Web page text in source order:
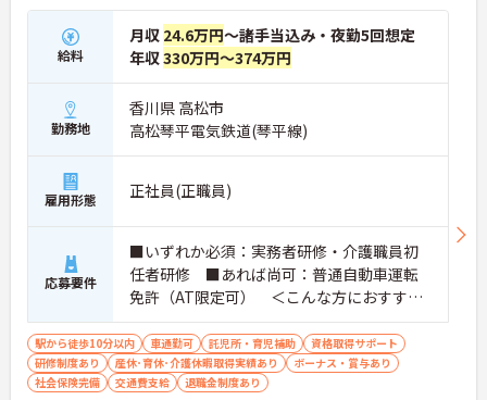
給料
月収 24.6万円～諸手当込み・夜勤5回想定
年収330万円～374万円
勤務地
香川県 高松市
高松琴平電気鉄道(琴平線)
雇用形態 正社員(正職員)
応募要件
■いずれか必須：実務者研修・介護職員初
任者研修 ■あれば尚可：普通自動車運転
免許（AT限定可） ＜こんな方におすすめ
＞ワークライフバランスを大切にしたいと
お考えの方、入居者様それぞれに合わせ
た、温かいケアを提供したい方、これまで
の介護分野でのご経験を有効に活用したい
駅から徒歩10分以内 車通勤可 託児所・育児補助
資格取得サポート
研修制度あり
産休･育休･介護休暇取得実績あり
ボーナス・賞与あり
社会保険完備
交通費支給 退職金制度あり